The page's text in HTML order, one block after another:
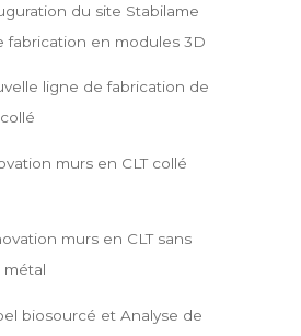
du site Stabilame
fabrication en modules 3D
ligne de fabrication de
murs en CLT collé
murs en CLT sans
métal
biosourcé et Analyse de